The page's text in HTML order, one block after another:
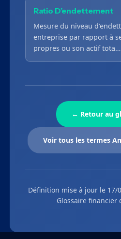
Ratio D’endettement
Mesure du niveau
entreprise par rapport à
propres ou son actif tota…
← Retour au
Voir tous les termes
Définition mise à jour le 17/
Glossaire financier